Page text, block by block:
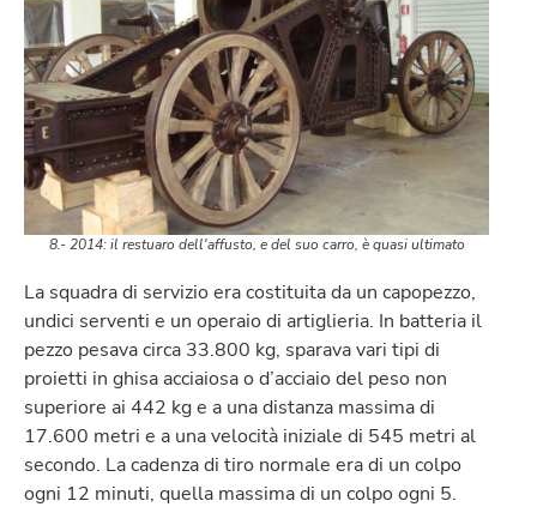
8.- 2014: il restuaro dell'affusto, e del suo carro, è quasi ultimato
La squadra di servizio era costituita da un capopezzo,
undici serventi e un operaio di artiglieria. In batteria il
pezzo pesava circa 33.800 kg, sparava vari tipi di
proietti in ghisa acciaiosa o d’acciaio del peso non
superiore ai 442 kg e a una distanza massima di
17.600 metri e a una velocità iniziale di 545 metri al
secondo. La cadenza di tiro normale era di un colpo
ogni 12 minuti, quella massima di un colpo ogni 5.